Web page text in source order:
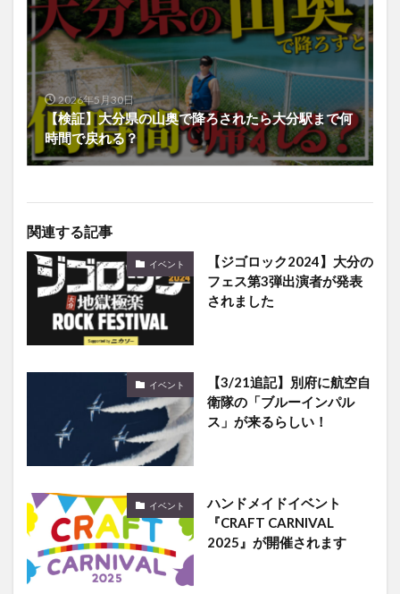
2026年5月30日
【検証】大分県の山奥で降ろされたら大分駅まで何
時間で戻れる？
関連する記事
イベント
【ジゴロック2024】大分の
フェス第3弾出演者が発表
されました
イベント
【3/21追記】別府に航空自
衛隊の「ブルーインパル
ス」が来るらしい！
イベント
ハンドメイドイベント
『CRAFT CARNIVAL
2025』が開催されます